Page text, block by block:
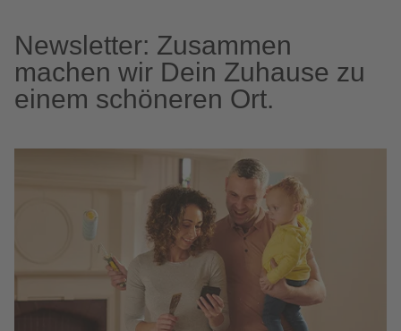
Newsletter: Zusammen
machen wir Dein Zuhause zu
einem schöneren Ort.